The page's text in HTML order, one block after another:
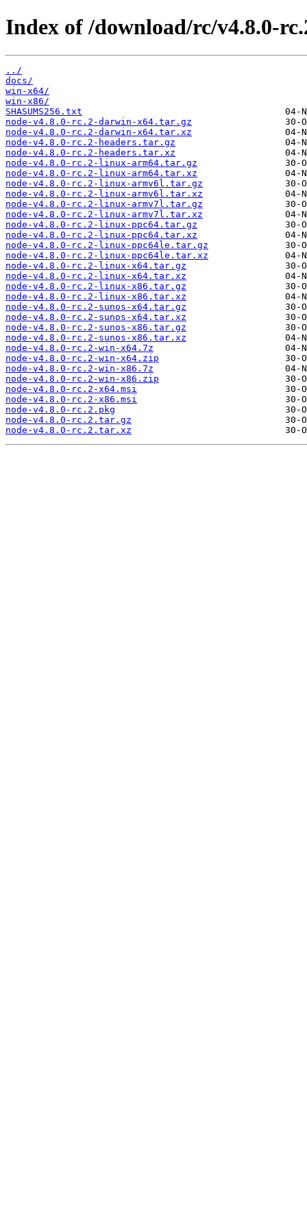
Index of /download/rc/v4.8.0-
../
docs/
win-x64/
win-x86/
SHASUMS256.txt
node-v4.8.0-rc.2-darwin-x64.tar.gz
node-v4.8.0-rc.2-darwin-x64.tar.xz
node-v4.8.0-rc.2-headers.tar.gz
node-v4.8.0-rc.2-headers.tar.xz
node-v4.8.0-rc.2-linux-arm64.tar.gz
node-v4.8.0-rc.2-linux-arm64.tar.xz
node-v4.8.0-rc.2-linux-armv6l.tar.gz
node-v4.8.0-rc.2-linux-armv6l.tar.xz
node-v4.8.0-rc.2-linux-armv7l.tar.gz
node-v4.8.0-rc.2-linux-armv7l.tar.xz
node-v4.8.0-rc.2-linux-ppc64.tar.gz
node-v4.8.0-rc.2-linux-ppc64.tar.xz
node-v4.8.0-rc.2-linux-ppc64le.tar.gz
node-v4.8.0-rc.2-linux-ppc64le.tar.xz
node-v4.8.0-rc.2-linux-x64.tar.gz
node-v4.8.0-rc.2-linux-x64.tar.xz
node-v4.8.0-rc.2-linux-x86.tar.gz
node-v4.8.0-rc.2-linux-x86.tar.xz
node-v4.8.0-rc.2-sunos-x64.tar.gz
node-v4.8.0-rc.2-sunos-x64.tar.xz
node-v4.8.0-rc.2-sunos-x86.tar.gz
node-v4.8.0-rc.2-sunos-x86.tar.xz
node-v4.8.0-rc.2-win-x64.7z
node-v4.8.0-rc.2-win-x64.zip
node-v4.8.0-rc.2-win-x86.7z
node-v4.8.0-rc.2-win-x86.zip
node-v4.8.0-rc.2-x64.msi
node-v4.8.0-rc.2-x86.msi
node-v4.8.0-rc.2.pkg
node-v4.8.0-rc.2.tar.gz
node-v4.8.0-rc.2.tar.xz